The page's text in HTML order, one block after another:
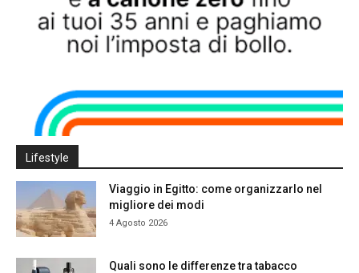
Lifestyle
Viaggio in Egitto: come organizzarlo nel
migliore dei modi
4 Agosto 2026
Quali sono le differenze tra tabacco